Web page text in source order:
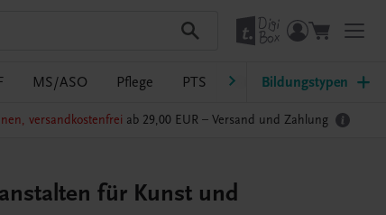
MS/ASO Pflege PTS Südtirol Ratgeber
Bildungstypen
versandkostenfrei ab 29,00 EUR – Versand und Zahlung
für Kunst und